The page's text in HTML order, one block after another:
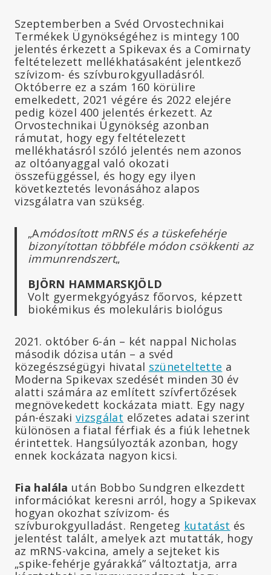
Szeptemberben a Svéd Orvostechnikai
Termékek Ügynökségéhez is mintegy 100
jelentés érkezett a Spikevax és a Comirnaty
feltételezett mellékhatásaként jelentkező
szívizom- és szívburokgyulladásról.
Októberre ez a szám 160 körülire
emelkedett, 2021 végére és 2022 elejére
pedig közel 400 jelentés érkezett. Az
Orvostechnikai Ügynökség azonban
rámutat, hogy egy feltételezett
mellékhatásról szóló jelentés nem azonos
az oltóanyaggal való okozati
összefüggéssel, és hogy egy ilyen
következtetés levonásához alapos
vizsgálatra van szükség.
„Amódosított mRNS és a tüskefehérje
bizonyítottan többféle módon csökkenti az
immunrendszert„
BJÖRN HAMMARSKJÖLD
Volt gyermekgyógyász főorvos, képzett
biokémikus és molekuláris biológus
2021. október 6-án – két nappal Nicholas
második dózisa után – a svéd
közegészségügyi hivatal szüneteltette a
Moderna Spikevax szedését minden 30 év
alatti számára az említett szívfertőzések
megnövekedett kockázata miatt. Egy nagy
pán-északi vizsgálat előzetes adatai szerint
különösen a fiatal férfiak és a fiúk lehetnek
érintettek. Hangsúlyozták azonban, hogy
ennek kockázata nagyon kicsi.
Fia halála után Bobbo Sundgren elkezdett
információkat keresni arról, hogy a Spikevax
hogyan okozhat szívizom- és
szívburokgyulladást. Rengeteg kutatást és
jelentést talált, amelyek azt mutatták, hogy
az mRNS-vakcina, amely a sejteket kis
„spike-fehérje gyárakká” változtatja, arra